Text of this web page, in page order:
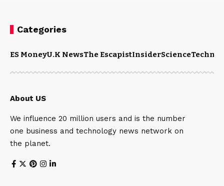
Categories
ES MoneyU.K NewsThe EscapistInsiderScience
About US
We influence 20 million users and is the number
one business and technology news network on
the planet.